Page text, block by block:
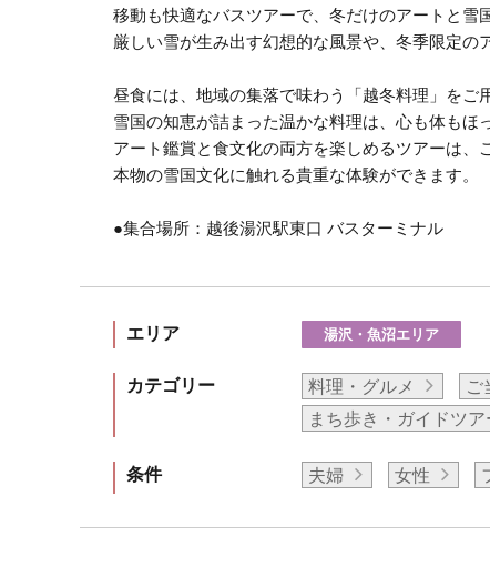
移動も快適なバスツアーで、冬だけのアートと雪
厳しい雪が生み出す幻想的な風景や、冬季限定の
昼食には、地域の集落で味わう「越冬料理」をご用
雪国の知恵が詰まった温かな料理は、心も体もほ
アート鑑賞と食文化の両方を楽しめるツアーは、
本物の雪国文化に触れる貴重な体験ができます。
●集合場所：越後湯沢駅東口 バスターミナル
エリア 湯沢・魚沼エリア
カテゴリー 料理・グルメ ご
まち歩き・ガイドツア
条件 夫婦 女性